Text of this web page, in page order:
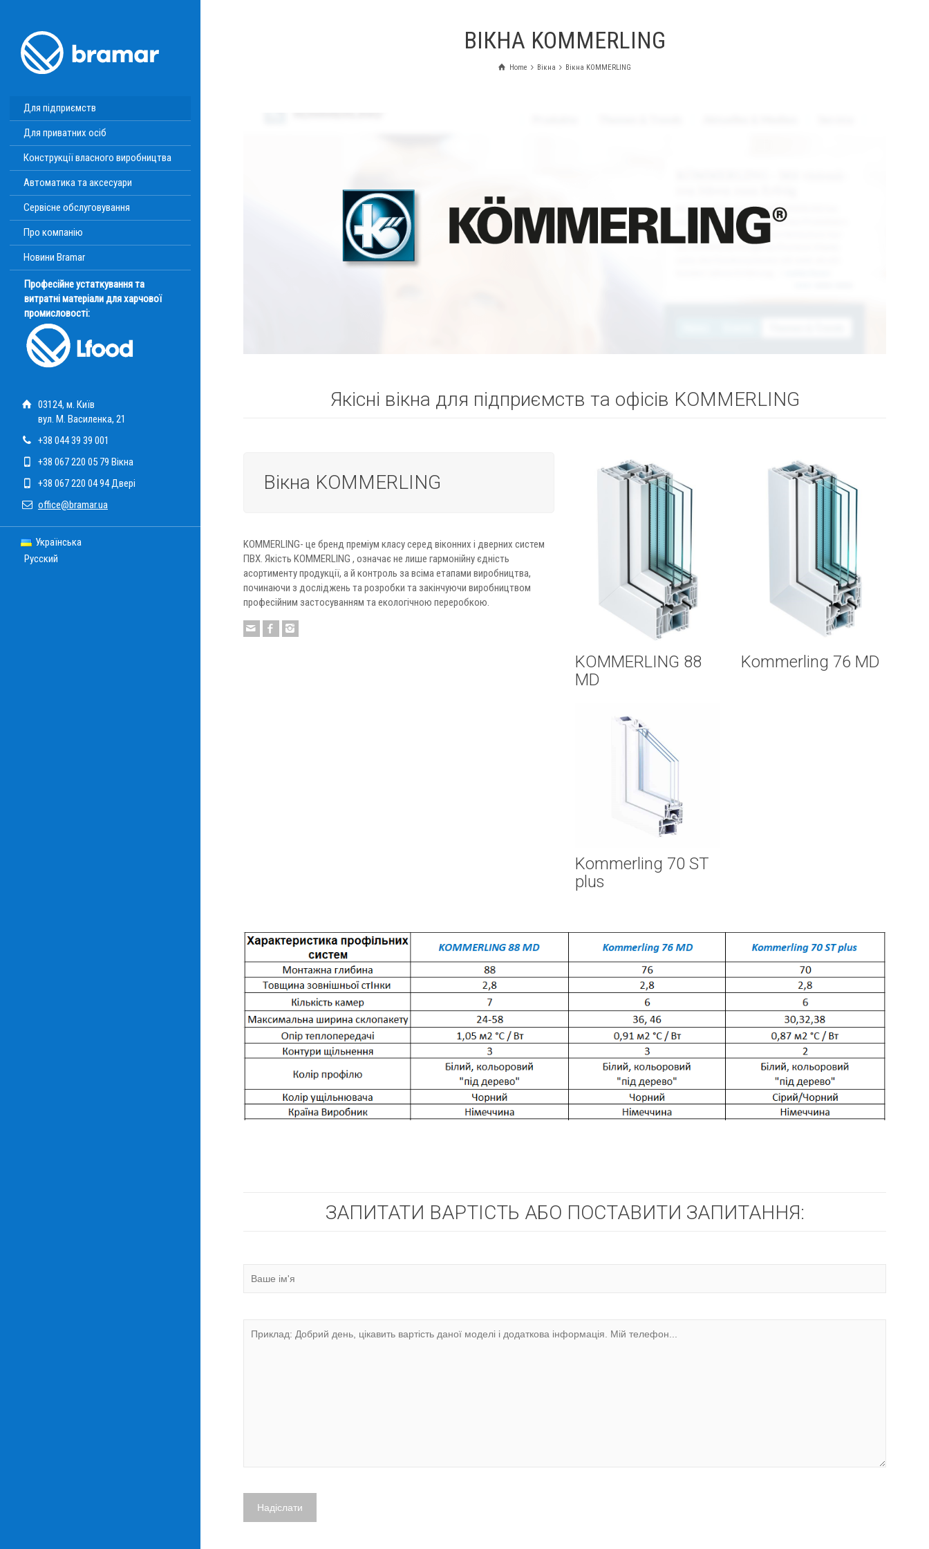
Для підприємств
Для приватних осіб
Конструкції власного виробництва
Автоматика та аксесуари
Сервісне обслуговування
Про компанію
Новини Bramar
Професійне устаткування та
витратні матеріали для харчової
промисловості:
03124, м. Київ
вул. М. Василенка, 21
+38 044 39 39 001
+38 067 220 05 79 Вікна
+38 067 220 04 94 Двері
office@bramar.ua
Українська
Русский
ВІКНА KOMMERLING
Home Вікна Вікна KOMMERLING
Якісні вікна для підприємств та офісів KOMMERLING
Вікна KOMMERLING
KOMMERLING- це бренд преміум класу серед віконних і дверних систем
ПВХ. Якість KOMMERLING , означає не лише гармонійну єдність
асортименту продукції, а й контроль за всіма етапами виробництва,
починаючи з досліджень та розробки та закінчуючи виробництвом
професійним застосуванням та екологічною переробкою.
KOMMERLING 88
MD
Kommerling 70 ST
plus
Kоmmerling 76 MD
ЗАПИТАТИ ВАРТІСТЬ АБО ПОСТАВИТИ ЗАПИТАННЯ: